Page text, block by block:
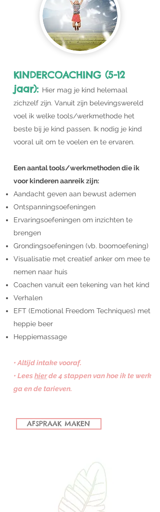
KINDERCOACHING (5-12
jaar): Hier mag je kind helemaal
zichzelf zijn. Vanuit zijn belevingswereld
voel ik welke tools/werkmethode het
beste bij je kind passen. Ik nodig je kind
vooral uit om te voelen en te ervaren.
Een aantal tools/werkmethoden die ik
voor kinderen aanreik zijn:
Aandacht geven aan bewust ademen
Ontspanningsoefeningen
Ervaringsoefeningen om inzichten te
brengen
Grondingsoefeningen (vb. boomoefening)
Visualisatie met creatief anker om mee te
nemen naar huis
Coachen vanuit een tekening van het kind
Verhalen
EFT (Emotional Freedom Techniques) met
heppie beer
Heppiemassage
• Altijd intake vooraf.
• Leeshierde 4 stappen van hoe ik te werk
ga en de tarieven.
AFSPRAAK MAKEN